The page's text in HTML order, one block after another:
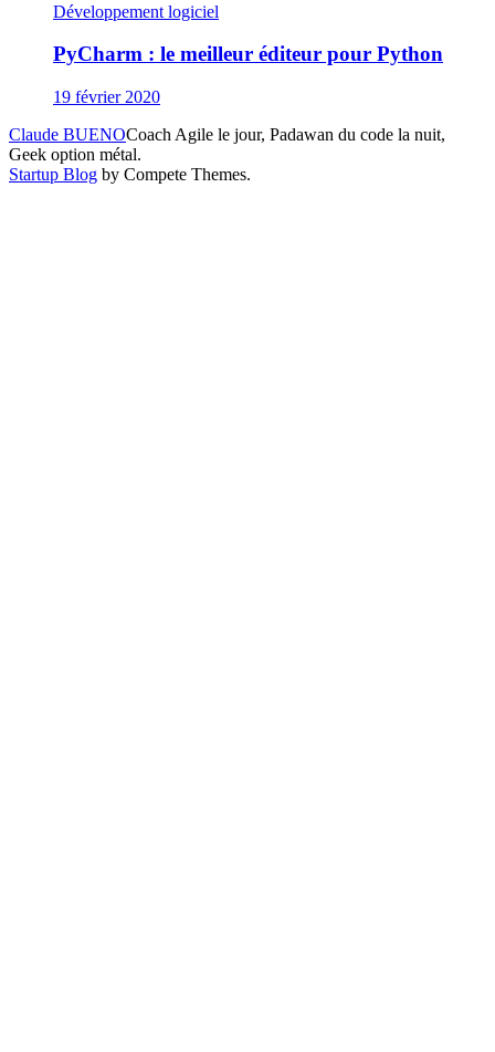
Développement logiciel
PyCharm : le meilleur éditeur pour Python
19 février 2020
Claude BUENOCoach Agile le jour, Padawan du code la nuit,
Geek option métal.
Startup Blog by Compete Themes.